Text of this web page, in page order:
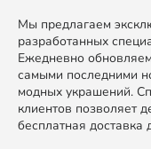
Мы предлагаем
разработанных
Ежедневно
самыми последними
модных украшений.
клиентов позволяет
бесплатная